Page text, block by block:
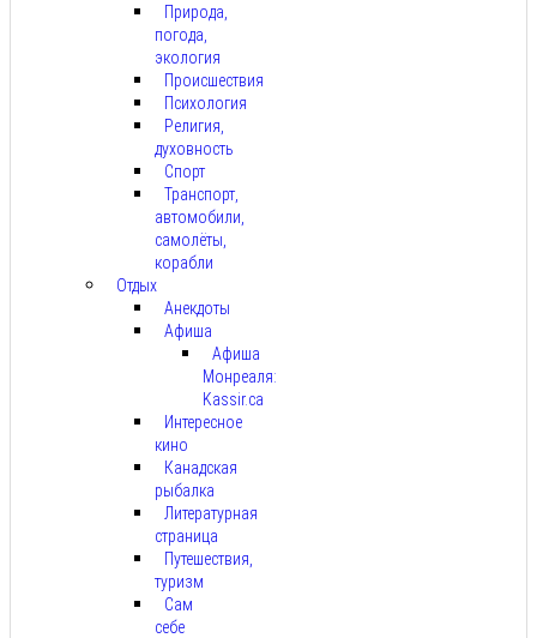
Природа,
погода,
экология
Происшествия
Психология
Религия,
духовность
Спорт
Транспорт,
автомобили,
самолёты,
корабли
Отдых
Анекдоты
Афиша
Афиша
Монреаля:
Kassir.ca
Интересное
кино
Канадская
рыбалка
Литературная
страница
Путешествия,
туризм
Сам
себе